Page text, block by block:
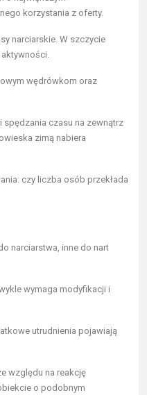
korzystania z oferty.
narciarskie. W szczycie
wędrówkom oraz
spędzania czasu na zewnątrz
zimą nabiera
czy liczba osób przekłada
narciarstwa, inne do nart
wymaga modyfikacji i
utrudnienia pojawiają
względu na reakcję
o podobnym